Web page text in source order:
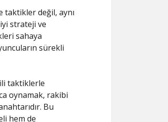
taktikler değil, aynı
strateji ve
sahaya
sürekli
taktiklerle
oynamak, rakibi
Bu
hem de